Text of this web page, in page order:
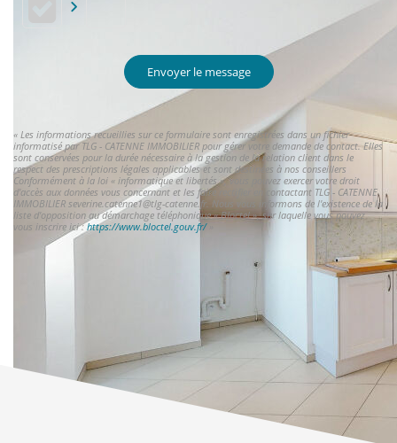
Envoyer le message
« Les informations recueillies sur ce formulaire sont enregistrées dans un fichier
informatisé par TLG - CATENNE IMMOBILIER pour gérer votre demande de contact. Elles
sont conservées pour la durée nécessaire à la gestion de la relation client dans le
respect des prescriptions légales applicables et sont destinées à nos conseillers
Conformément à la loi « informatique et libertés », vous pouvez exercer votre droit
d'accès aux données vous concernant et les faire rectifier en contactant TLG - CATENNE
IMMOBILIER severine.catenne1@tlg-catenne.fr. Nous vous informons de l'existence de la
liste d'opposition au démarchage téléphonique « Bloctel », sur laquelle vous pouvez
vous inscrire ici :https://www.bloctel.gouv.fr/»